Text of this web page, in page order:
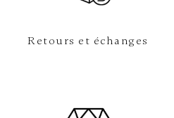
Retours et échanges